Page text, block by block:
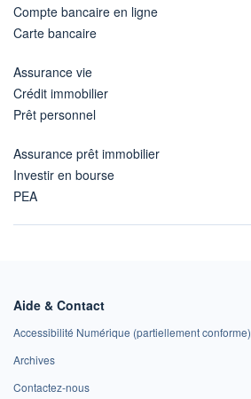
Compte bancaire en ligne
Carte bancaire
Assurance vie
Crédit immobilier
Prêt personnel
Assurance prêt immobilier
Investir en bourse
PEA
Aide & Contact
Accessibilité Numérique (partiellement conforme)
Archives
Contactez-nous